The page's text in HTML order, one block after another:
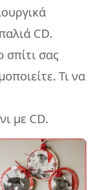
CD.
σπίτι σας
Τι να
με CD.